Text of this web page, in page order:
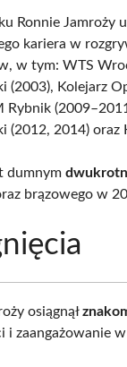
Ronnie Jamroży
kariera w
w tym: WTS
(2003), Kolejarz
Rybnik
(2012, 2014) oraz
dumnym
brązowego w
osiągnął
i zaangażowanie